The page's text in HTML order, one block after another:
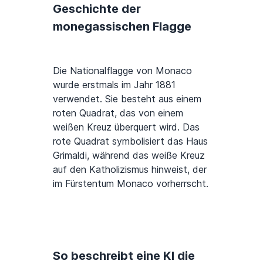
Geschichte der
monegassischen Flagge
Die Nationalflagge von Monaco
wurde erstmals im Jahr 1881
verwendet. Sie besteht aus einem
roten Quadrat, das von einem
weißen Kreuz überquert wird. Das
rote Quadrat symbolisiert das Haus
Grimaldi, während das weiße Kreuz
auf den Katholizismus hinweist, der
im Fürstentum Monaco vorherrscht.
So beschreibt eine KI die